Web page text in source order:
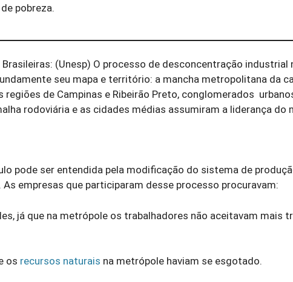
pobreza.
(Unesp) O processo de desconcentração industrial
seu mapa e território: a mancha metropolitana da
regiões de Campinas e Ribeirão Preto, conglomerados
rodoviária e as cidades médias assumiram a liderança do
pode ser entendida pela modificação do sistema de
empresas que participaram desse processo procuravam:
já que na metrópole os trabalhadores não aceitavam mais
os recursos naturais na metrópole haviam se esgotado.